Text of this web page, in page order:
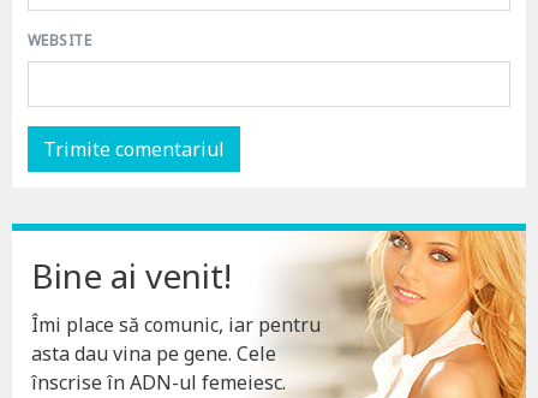
WEBSITE
Bine ai venit!
Îmi place să comunic, iar pentru
asta dau vina pe gene. Cele
înscrise în ADN-ul femeiesc.